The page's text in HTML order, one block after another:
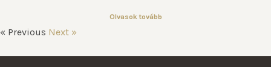
Olvasok tovább
« Previous Next »